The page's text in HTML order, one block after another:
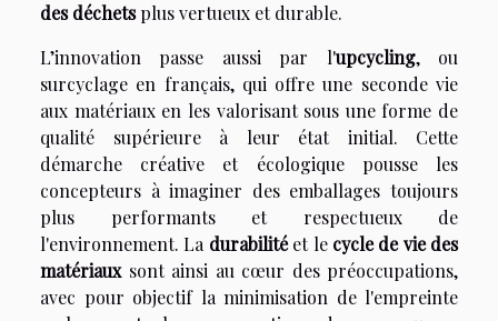
des déchetsplus vertueux et durable.
L’innovation passe aussi par l'upcycling, ou
surcyclage en français, qui offre une seconde vie
aux matériaux en les valorisant sous une forme de
qualité supérieure à leur état initial. Cette
démarche créative et écologique pousse les
concepteurs à imaginer des emballages toujours
plus performants et respectueux de
l'environnement. La durabilitéet le cycle de vie des
matériauxsont ainsi au cœur des préoccupations,
avec pour objectif la minimisation de l'empreinte